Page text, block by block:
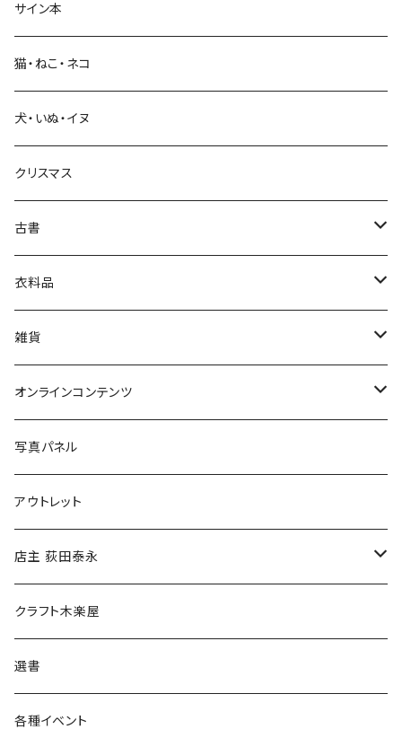
生活・暮らし
芸術・絵画・写真
絵本・児童書
娯楽・エンターテインメント
サイン本
猫・ねこ・ネコ
犬・いぬ・イヌ
クリスマス
古書
古書セット
美術
衣料品
POLEWARDS
Tシャツ
雑貨
バッグ
ブックカバー
マグカップ
傘
食料品
その他
オンラインコンテンツ
冒険クロストーク
写真パネル
アウトレット
店主 荻田泰永
書籍
ウェア
クラフト木楽屋
選書
各種イベント